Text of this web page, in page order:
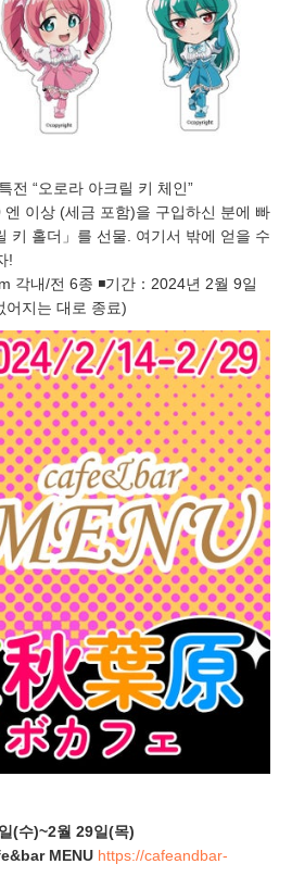
전 “오로라 아크릴 키 체인”
이상 (세금 포함)을 구입하신 분에 빠
키 홀더」를 선물. 여기서 밖에 얻을 수
!
각내/전 6종 ◾️기간：2024년 2월 9일
지는 대로 종료)
(수)~2월 29일(목)
MENU https://cafeandbar-